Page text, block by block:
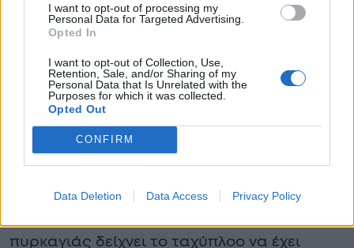
I want to opt-out of processing my
Personal Data for Targeted Advertising.
Opted In
I want to opt-out of Collection, Use,
Retention, Sale, and/or Sharing of my
Personal Data that Is Unrelated with the
Purposes for which it was collected.
Opted Out
CONFIRM
Data Deletion Data Access Privacy Policy
πυρκαγιάς δείχνει το ταχύπλοο να έχει